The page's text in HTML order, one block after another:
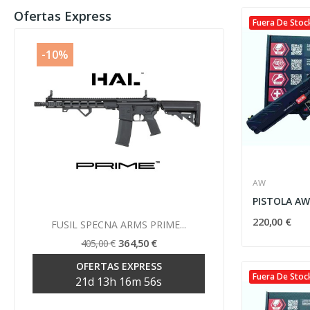
Ofertas Express
Vista rápida
FUSIL SPECNA ARMS PRIME...
405,00 € 364,50 €
OFERTAS EXPRESS
21d 13h 16m 55s
-10%
FUSIL
21
-10%
Fuera De
AW
220,00 €
Fuera De